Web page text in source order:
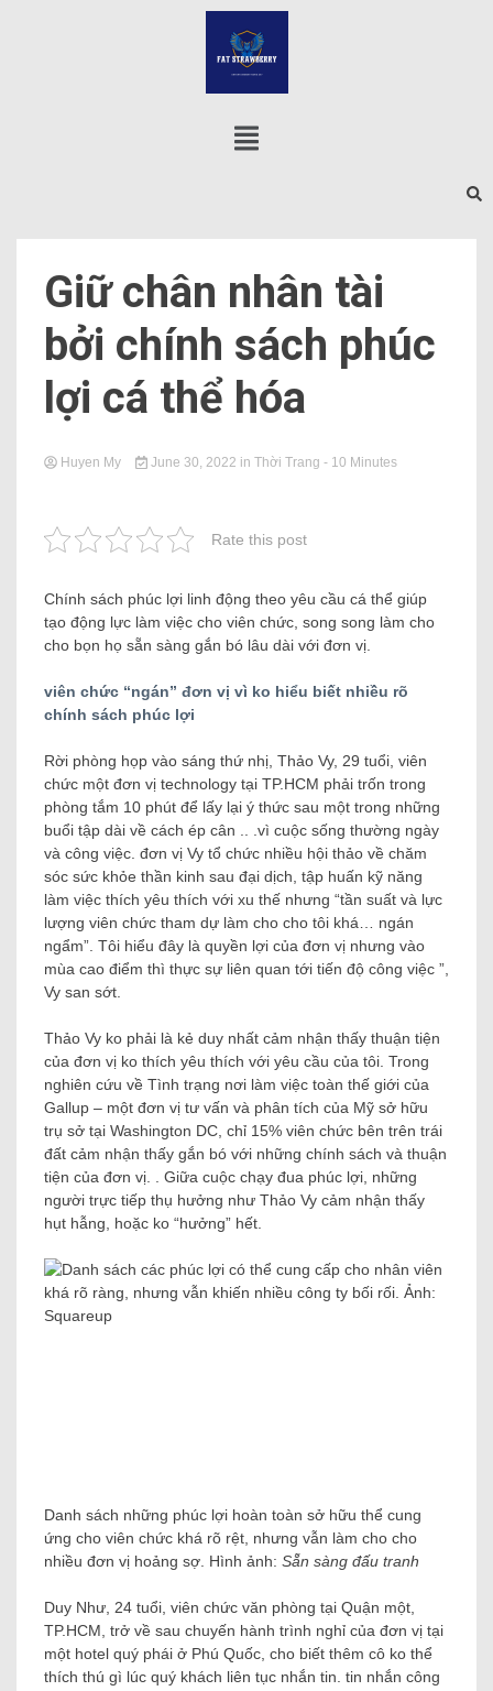
Giữ chân nhân tài
bởi chính sách phúc
lợi cá thể hóa
Huyen My June 30, 2022 in Thời Trang - 10 Minutes
Rate this post
Chính sách phúc lợi linh động theo yêu cầu cá thể giúp
tạo động lực làm việc cho viên chức, song song làm cho
cho bọn họ sẵn sàng gắn bó lâu dài với đơn vị.
viên chức “ngán” đơn vị vì ko hiểu biết nhiều rõ
chính sách phúc lợi
Rời phòng họp vào sáng thứ nhị, Thảo Vy, 29 tuổi, viên
chức một đơn vị technology tại TP.HCM phải trốn trong
phòng tắm 10 phút để lấy lại ý thức sau một trong những
buổi tập dài về cách ép cân .. .vì cuộc sống thường ngày
và công việc. đơn vị Vy tổ chức nhiều hội thảo về chăm
sóc sức khỏe thần kinh sau đại dịch, tập huấn kỹ năng
làm việc thích yêu thích với xu thế nhưng “tần suất và lực
lượng viên chức tham dự làm cho cho tôi khá… ngán
ngẩm”. Tôi hiểu đây là quyền lợi của đơn vị nhưng vào
mùa cao điểm thì thực sự liên quan tới tiến độ công việc ”,
Vy san sớt.
Thảo Vy ko phải là kẻ duy nhất cảm nhận thấy thuận tiện
của đơn vị ko thích yêu thích với yêu cầu của tôi. Trong
nghiên cứu về Tình trạng nơi làm việc toàn thế giới của
Gallup – một đơn vị tư vấn và phân tích của Mỹ sở hữu
trụ sở tại Washington DC, chỉ 15% viên chức bên trên trái
đất cảm nhận thấy gắn bó với những chính sách và thuận
tiện của đơn vị. . Giữa cuộc chạy đua phúc lợi, những
người trực tiếp thụ hưởng như Thảo Vy cảm nhận thấy
hụt hẫng, hoặc ko “hưởng” hết.
Danh sách những phúc lợi hoàn toàn sở hữu thể cung
ứng cho viên chức khá rõ rệt, nhưng vẫn làm cho cho
nhiều đơn vị hoảng sợ. Hình ảnh: Sẵn sàng đấu tranh
Duy Như, 24 tuổi, viên chức văn phòng tại Quận một,
TP.HCM, trở về sau chuyến hành trình nghỉ của đơn vị tại
một hotel quý phái ở Phú Quốc, cho biết thêm cô ko thể
thích thú gì lúc quý khách liên tục nhắn tin. tin nhắn công